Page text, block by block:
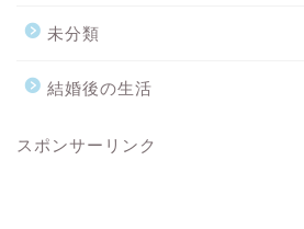
未分類
結婚後の生活
スポンサーリンク